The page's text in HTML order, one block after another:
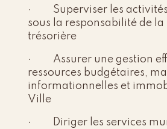
· Superviser les
sous la responsabilité de
trésorière
· Assurer une gestion
ressources budgétaires,
informationnelles et
Ville
· Diriger les services